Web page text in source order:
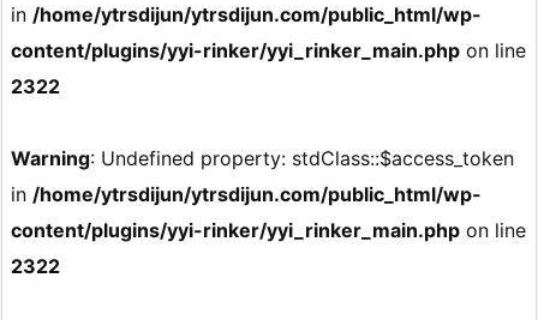
in /home/ytrsdijun/ytrsdijun.com/public_html/wp-
content/plugins/yyi-rinker/yyi_rinker_main.php on line
2322
Warning: Undefined property: stdClass::$access_token
in /home/ytrsdijun/ytrsdijun.com/public_html/wp-
content/plugins/yyi-rinker/yyi_rinker_main.php on line
2322